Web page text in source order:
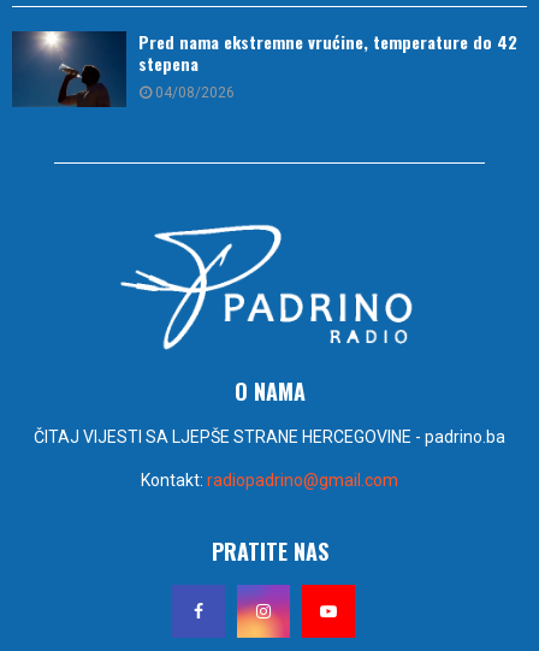
Pred nama ekstremne vrućine, temperature do 42
stepena
04/08/2026
O NAMA
ČITAJ VIJESTI SA LJEPŠE STRANE HERCEGOVINE - padrino.ba
Kontakt: radiopadrino@gmail.com
PRATITE NAS